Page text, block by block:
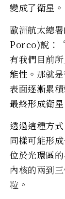
變成了衛星。
歐洲航太總
Porco)說：“
有我們目前
能性。那就
表面逐漸累
最終形成衛
透過這種方
同樣可能形
位於光環區
內核的兩到
粒。